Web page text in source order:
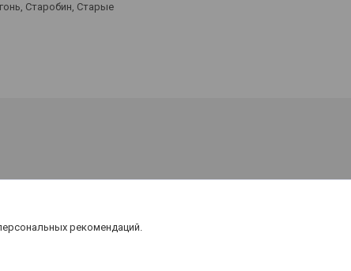
Старобин, Старые
рекомендаций.